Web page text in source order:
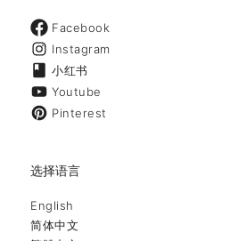
Facebook
Instagram
小红书
Youtube
Pinterest
选择语言
English
简体中文